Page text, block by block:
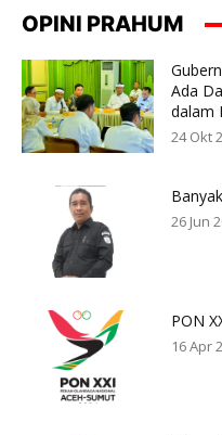
OPINI PRAHUM
Ada
dalam
24 Okt
26 Jun
PON
16 Apr